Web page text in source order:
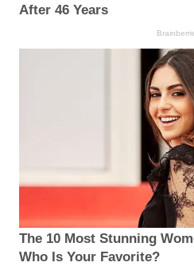
After 46 Years
The 10 Most Stunning
Who Is Your Favorite?